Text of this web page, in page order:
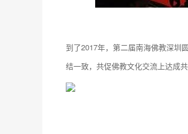
到了2017年，第二届南海佛教深圳
结一致，共促佛教文化交流上达成共